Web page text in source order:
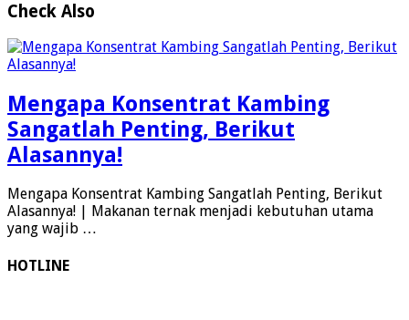
Check Also
Mengapa Konsentrat Kambing
Sangatlah Penting, Berikut
Alasannya!
Mengapa Konsentrat Kambing Sangatlah Penting, Berikut
Alasannya! | Makanan ternak menjadi kebutuhan utama
yang wajib …
HOTLINE